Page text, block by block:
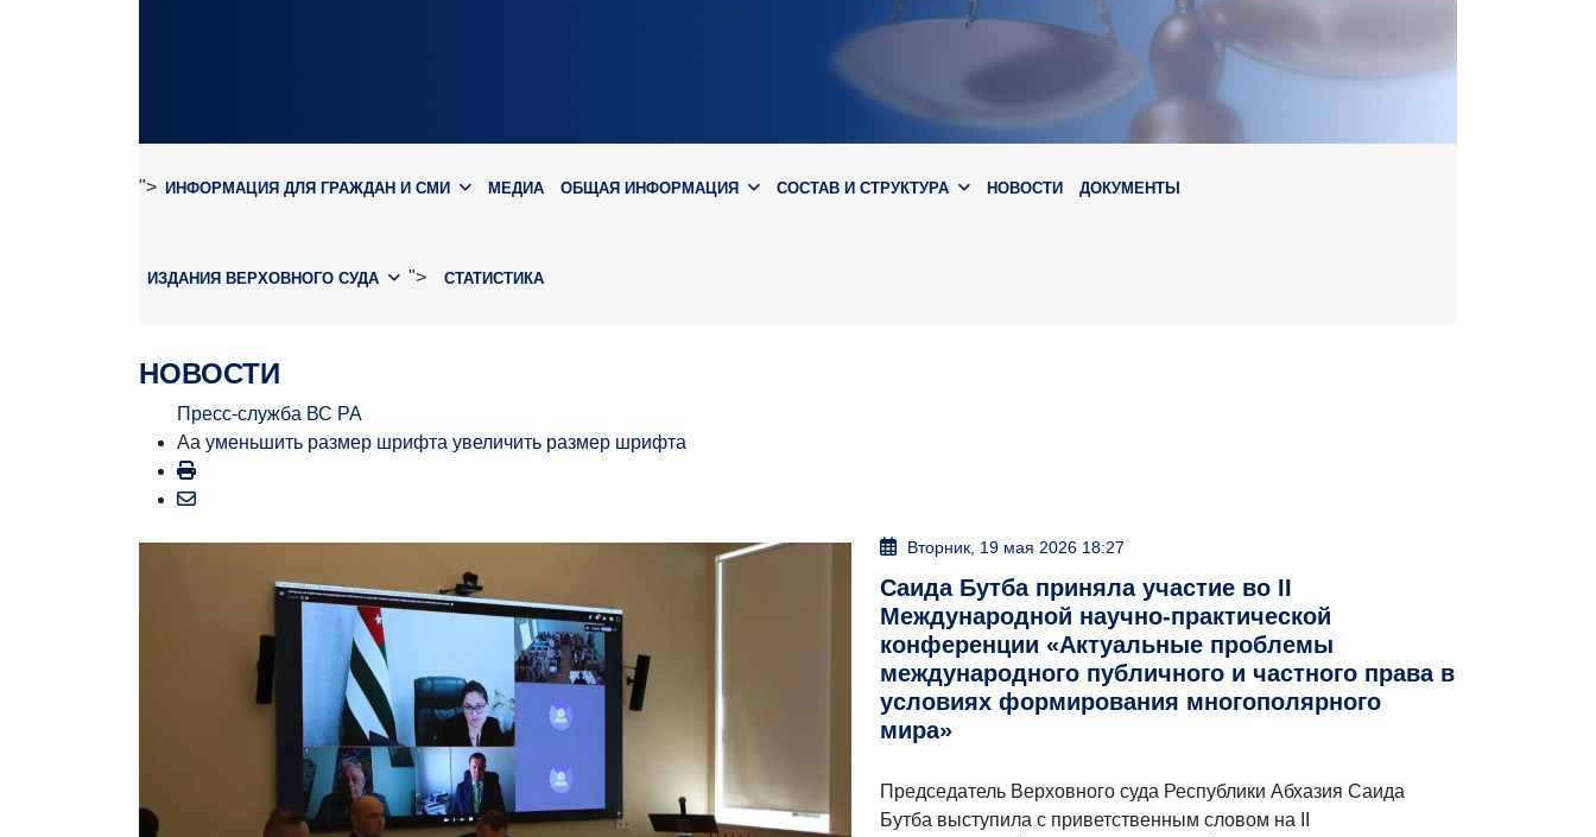
"> ИНФОРМАЦИЯ ДЛЯ ГРАЖДАН И СМИ МЕДИА ОБЩАЯ ИНФОРМАЦИЯ СОСТАВ И СТРУКТУРА НОВОСТИ ДОКУМЕНТЫ
ИЗДАНИЯ ВЕРХОВНОГО СУДА "> СТАТИСТИКА
НОВОСТИ
Пресс-служба ВС РА
Aa уменьшить размер шрифта увеличить размер шрифта
Вторник, 19 мая 2026 18:27
Саида Бутба приняла участие во II
Международной научно-практической
конференции «Актуальные проблемы
международного публичного и частного права в
условиях формирования многополярного
мира»
Председатель Верховного суда Республики Абхазия Саида
Бутба выступила с приветственным словом на II